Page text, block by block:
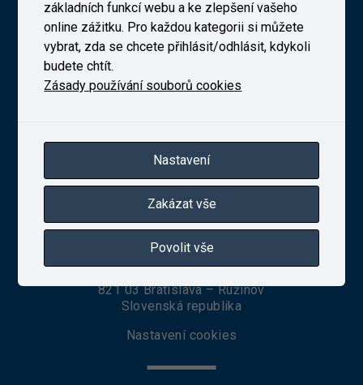
Novodvorská 1698/138b, Praha 4
telefon:
+420 241 493 135
IČ 27257258
821 03 Bratislava – Ružinov
Slovenská republika
Nastavení cookies
základních funkcí webu a ke zlepšení vašeho
online zážitku. Pro každou kategorii si můžete
vybrat, zda se chcete přihlásit/odhlásit, kdykoli
budete chtít.
Zásady používání souborů cookies
Nastavení
Zakázat vše
Povolit vše